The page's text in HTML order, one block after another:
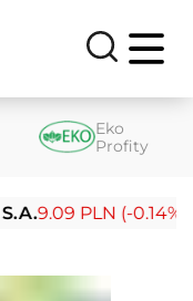
Eko
Profity
9.09 PLN (-0.14%)